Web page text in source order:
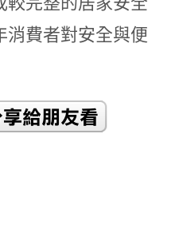
消費者對安全與便